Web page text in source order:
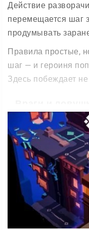
Действие
перемещается шаг
продумывать
Правила простые,
шаг — и героиня
Здесь побеждает
Подземелье
каждого свой
саламандры,
агрессивные
механические
Ловушки не менее
внимательны к